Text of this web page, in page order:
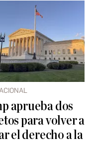
aprueba dos
para volver a
el derecho a la